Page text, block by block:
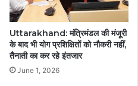
Uttarakhand: मंत्रिमंडल की मंजूरी
के बाद भी योग प्रशिक्षितों को नौकरी नहीं,
तैनाती का कर रहे इंतजार
June 1, 2026